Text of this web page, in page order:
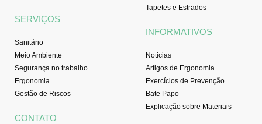
SERVIÇOS
Sanitário
Meio Ambiente
Segurança no trabalho
Ergonomia
Gestão de Riscos
CONTATO
Tapetes e Estrados
INFORMATIVOS
Noticias
Artigos de Ergonomia
Exercícios de Prevenção
Bate Papo
Explicação sobre Materiais